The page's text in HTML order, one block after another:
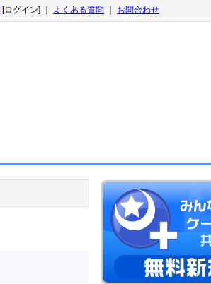
[ログイン] ｜ よくある質問 お問合わせ